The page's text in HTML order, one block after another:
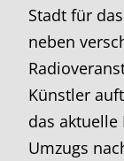
Stadt für
neben
Künstler
das
Umzugs